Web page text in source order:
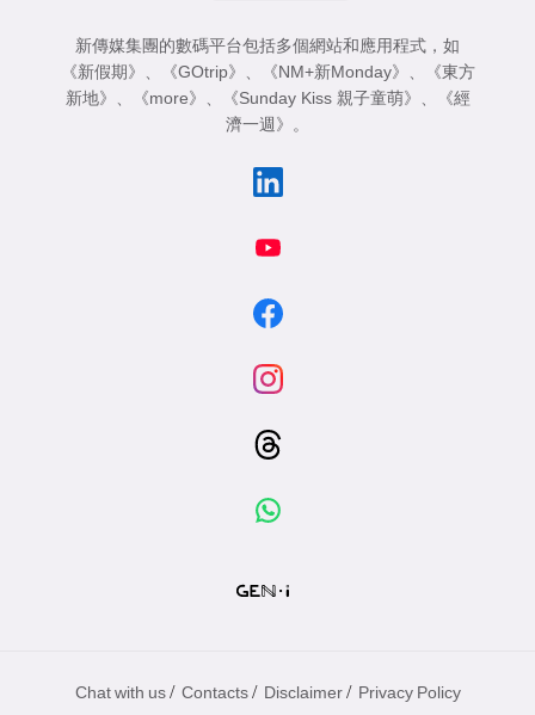
新傳媒集團的數碼平台包括多個網站和應用程式，如
《新假期》
《GOtrip》 《NM+新Monday》
《東方
新地》
《more》 《Sunday Kiss 親子童萌》
《經
濟一週》
。
Chat with us / Contacts / Disclaimer / Privacy Policy